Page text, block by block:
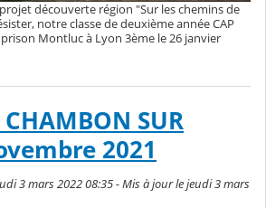
découverte région "Sur les chemins de
notre classe de deuxième année CAP
prison Montluc à Lyon 3ème le 26 janvier
CHAMBON SUR
2021
3 mars 2022 08:35 - Mis à jour le jeudi 3 mars